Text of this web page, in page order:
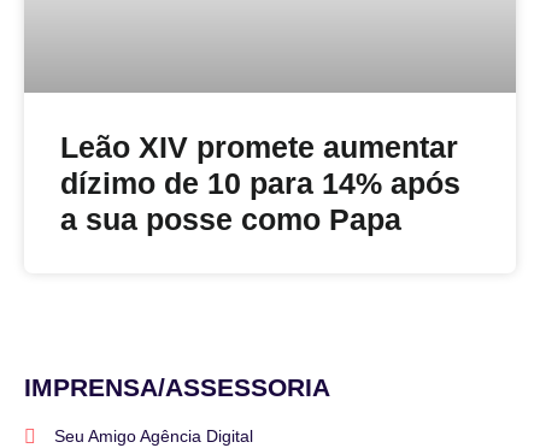
Leão XIV promete aumentar
dízimo de 10 para 14% após
a sua posse como Papa
IMPRENSA/ASSESSORIA
Seu Amigo Agência Digital